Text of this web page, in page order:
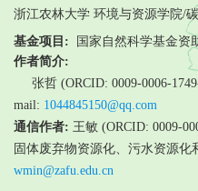
浙江农林大学 环境与资源学院/
基金项目: 国家自然科学基金资
作者简介:
张哲 (ORCID: 0009-0006-
mail: 1044845150@qq.com
通信作者: 王敏 (ORCID: 0009-
固体废弃物资源化、污水资源化
wmin@zafu.edu.cn